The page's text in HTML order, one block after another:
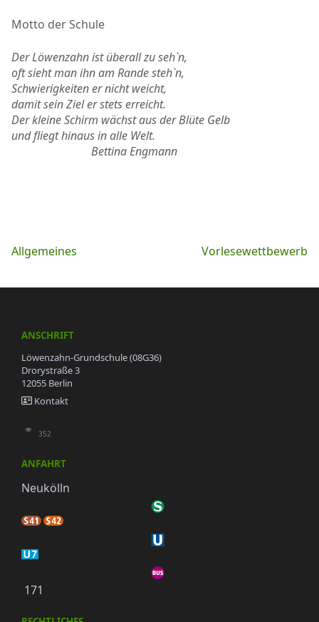
Motto der Schule
Der Löwenzahn ist überall zu seh`n,
oft sieht man ihn am Rande steh`n,
Schwierigkeiten er nicht weicht,
damit sein Ziel er stets erreicht.
Der kleine Schirm wächst aus der Blüte Gelb
und fliegt hinaus in alle Welt.
Bettina Engmann
Beitragsnavigation
Allgemeines Vorlesewettbewerb
ANSCHRIFT
Löwenzahn-Grundschule (08G36)
Drorystraße 3
12055 Berlin
Kontakt
352
ANFAHRT
Neukölln
171